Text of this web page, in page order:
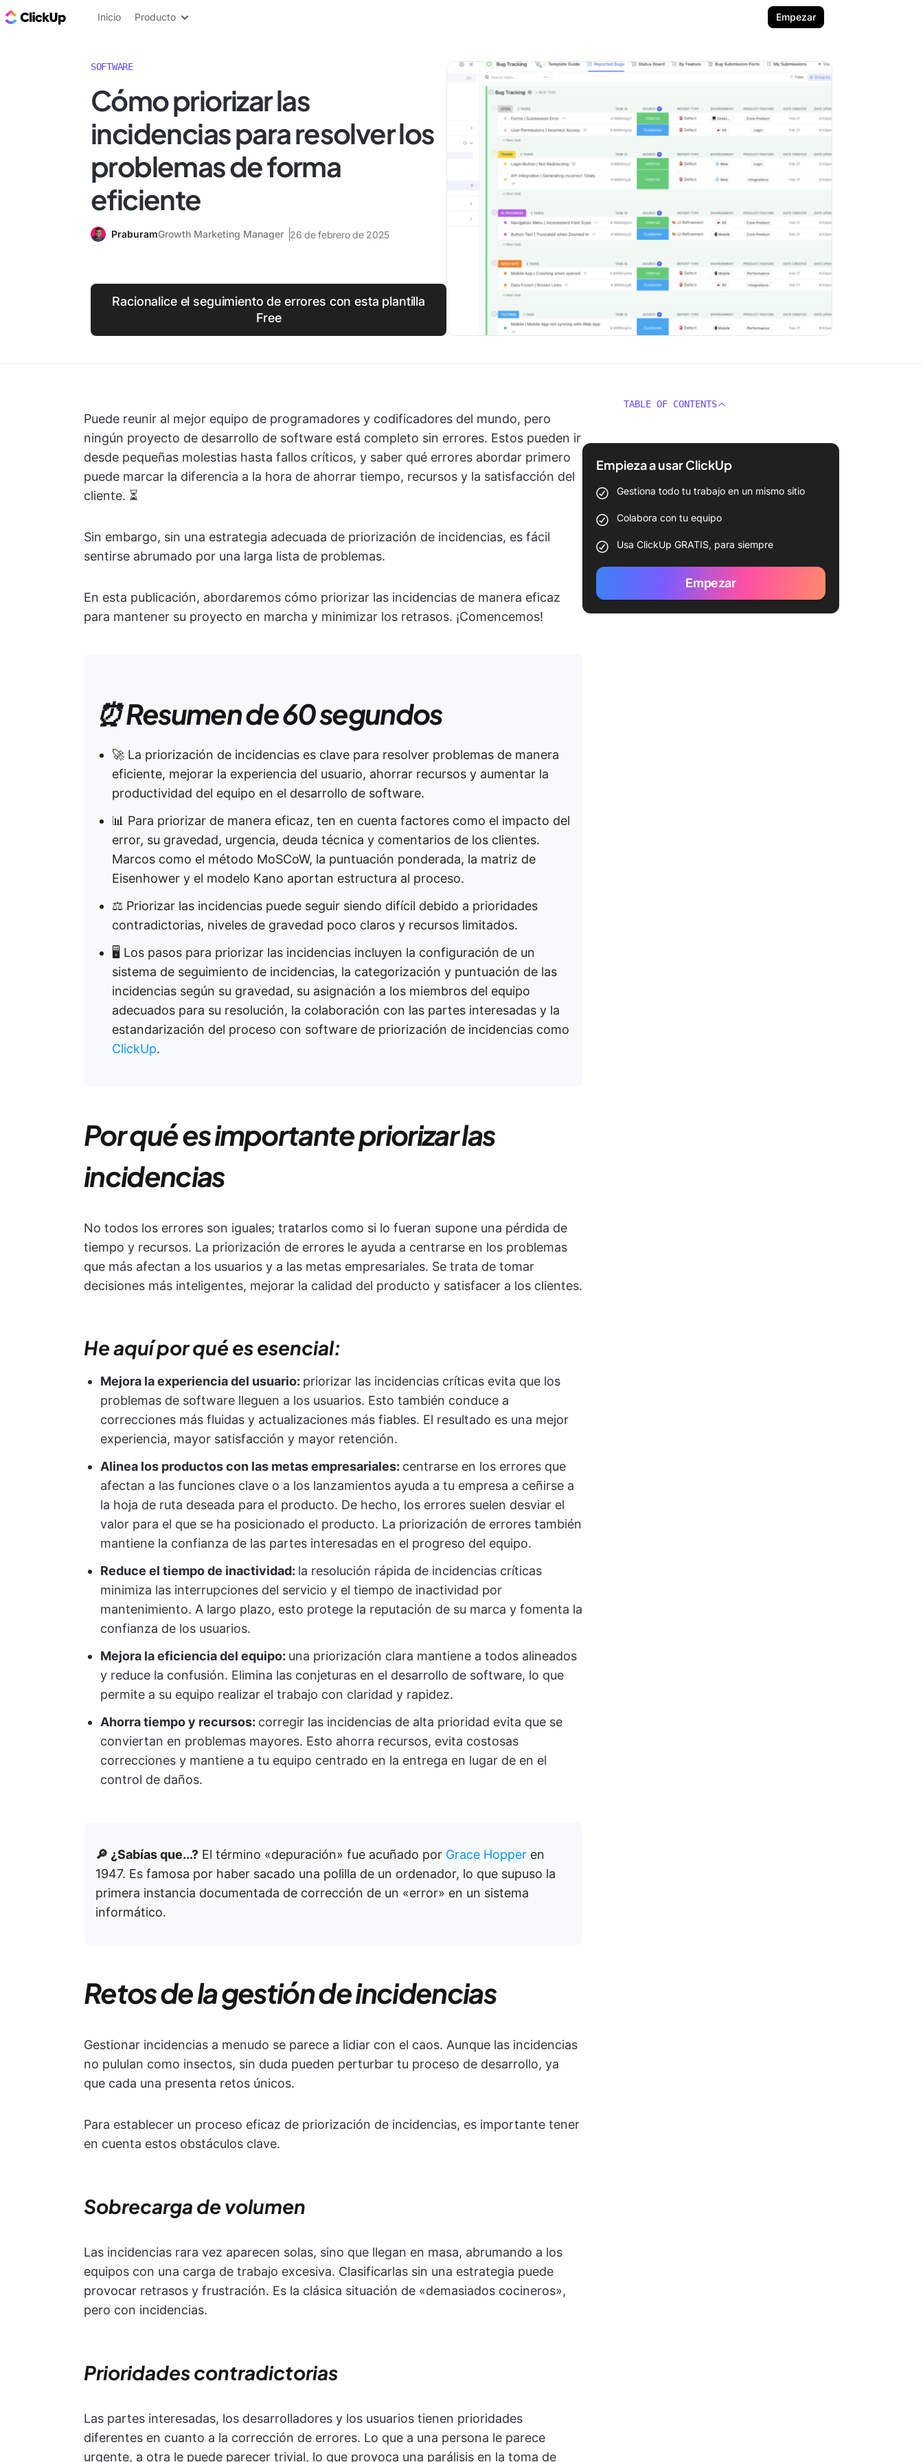
ClickUp Blog
Inicio Producto Empezar
SOFTWARE
Cómo priorizar las
incidencias para resolver los
problemas de forma
eficiente
PraburamGrowth Marketing Manager 26 de febrero de 2025
Racionalice el seguimiento de errores con esta plantilla
Free
Puede reunir al mejor equipo de programadores y codificadores del mundo, pero
ningún proyecto de desarrollo de software está completo sin errores. Estos pueden ir
desde pequeñas molestias hasta fallos críticos, y saber qué errores abordar primero
puede marcar la diferencia a la hora de ahorrar tiempo, recursos y la satisfacción del
cliente. ⏳
Sin embargo, sin una estrategia adecuada de priorización de incidencias, es fácil
sentirse abrumado por una larga lista de problemas.
En esta publicación, abordaremos cómo priorizar las incidencias de manera eficaz
para mantener su proyecto en marcha y minimizar los retrasos. ¡Comencemos!
⏰ Resumen de 60 segundos
🚀 La priorización de incidencias es clave para resolver problemas de manera
eficiente, mejorar la experiencia del usuario, ahorrar recursos y aumentar la
productividad del equipo en el desarrollo de software.
📊 Para priorizar de manera eficaz, ten en cuenta factores como el impacto del
error, su gravedad, urgencia, deuda técnica y comentarios de los clientes.
Marcos como el método MoSCoW, la puntuación ponderada, la matriz de
Eisenhower y el modelo Kano aportan estructura al proceso.
⚖️ Priorizar las incidencias puede seguir siendo difícil debido a prioridades
contradictorias, niveles de gravedad poco claros y recursos limitados.
🖥️ Los pasos para priorizar las incidencias incluyen la configuración de un
sistema de seguimiento de incidencias, la categorización y puntuación de las
incidencias según su gravedad, su asignación a los miembros del equipo
adecuados para su resolución, la colaboración con las partes interesadas y la
estandarización del proceso con software de priorización de incidencias como
ClickUp.
Por qué es importante priorizar las
incidencias
No todos los errores son iguales; tratarlos como si lo fueran supone una pérdida de
tiempo y recursos. La priorización de errores le ayuda a centrarse en los problemas
que más afectan a los usuarios y a las metas empresariales. Se trata de tomar
decisiones más inteligentes, mejorar la calidad del producto y satisfacer a los clientes.
He aquí por qué es esencial:
Mejora la experiencia del usuario: priorizar las incidencias críticas evita que los
problemas de software lleguen a los usuarios. Esto también conduce a
correcciones más fluidas y actualizaciones más fiables. El resultado es una mejor
experiencia, mayor satisfacción y mayor retención.
Alinea los productos con las metas empresariales: centrarse en los errores que
afectan a las funciones clave o a los lanzamientos ayuda a tu empresa a ceñirse a
la hoja de ruta deseada para el producto. De hecho, los errores suelen desviar el
valor para el que se ha posicionado el producto. La priorización de errores también
mantiene la confianza de las partes interesadas en el progreso del equipo.
Reduce el tiempo de inactividad: la resolución rápida de incidencias críticas
minimiza las interrupciones del servicio y el tiempo de inactividad por
mantenimiento. A largo plazo, esto protege la reputación de su marca y fomenta la
confianza de los usuarios.
Mejora la eficiencia del equipo: una priorización clara mantiene a todos alineados
y reduce la confusión. Elimina las conjeturas en el desarrollo de software, lo que
permite a su equipo realizar el trabajo con claridad y rapidez.
Ahorra tiempo y recursos: corregir las incidencias de alta prioridad evita que se
conviertan en problemas mayores. Esto ahorra recursos, evita costosas
correcciones y mantiene a tu equipo centrado en la entrega en lugar de en el
control de daños.
🔎 ¿Sabías que...? El término «depuración» fue acuñado por Grace Hopper en
1947. Es famosa por haber sacado una polilla de un ordenador, lo que supuso la
primera instancia documentada de corrección de un «error» en un sistema
informático.
Retos de la gestión de incidencias
Gestionar incidencias a menudo se parece a lidiar con el caos. Aunque las incidencias
no pululan como insectos, sin duda pueden perturbar tu proceso de desarrollo, ya
que cada una presenta retos únicos.
Para establecer un proceso eficaz de priorización de incidencias, es importante tener
en cuenta estos obstáculos clave.
Sobrecarga de volumen
Las incidencias rara vez aparecen solas, sino que llegan en masa, abrumando a los
equipos con una carga de trabajo excesiva. Clasificarlas sin una estrategia puede
provocar retrasos y frustración. Es la clásica situación de «demasiados cocineros»,
pero con incidencias.
Prioridades contradictorias
Las partes interesadas, los desarrolladores y los usuarios tienen prioridades
diferentes en cuanto a la corrección de errores. Lo que a una persona le parece
urgente, a otra le puede parecer trivial, lo que provoca una parálisis en la toma de
TABLE OF CONTENTS
Empieza a usar ClickUp
Gestiona todo tu trabajo en un mismo sitio
Colabora con tu equipo
Usa ClickUp GRATIS, para siempre
Empezar